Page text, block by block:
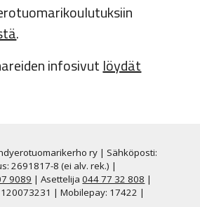
.
infosivut löydät
ry | Sähköposti:
2691817-8 (ei alv. rek.) |
9089 | Asettelija044 77 32 808 |
| Mobilepay: 17422 |